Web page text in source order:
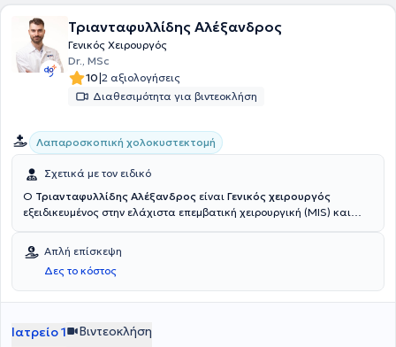
Τριανταφυλλίδης Αλέξανδρος
Γενικός Χειρουργός
Dr., MSc
10|2 αξιολογήσεις
Διαθεσιμότητα για βιντεοκλήση
Λαπαροσκοπική χολοκυστεκτομή
Σχετικά με τον ειδικό
Ο Τριανταφυλλίδης Αλέξανδρος είναι Γενικός χειρουργός
εξειδικευμένος στην ελάχιστα επεμβατική χειρουργική (MIS) και
Πανεπιστημίου Θεσσαλονίκης (ΑΠΘ) με μεταπτυχιακό στο Εθνικό
και Καποδιστριακό Πανεπιστήμιο Αθηνών (ΕΚΠΑ). Ολοκλήρωσε την
ειδίκευσή του τόσο στην περιφέρεια (Δράμα) όσο και στην Αθήνα,
επεμβατική χειρουργική, ενώ έχει λάβει επιπλέον μετεκπαίδευση
στη χειρουργική ογκολογία. Τέλος, ο ιατρός είναι τακτικό μέλος της
Απλή επίσκεψη
Δες το κόστος
Ιατρείο 1 Βιντεοκλήση